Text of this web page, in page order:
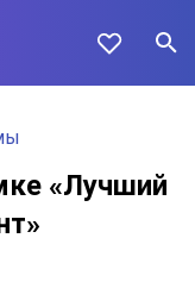
«Лучший